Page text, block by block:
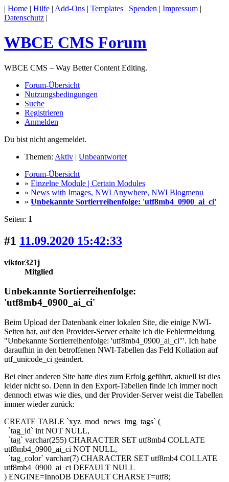
| Home | Hilfe | Add-Ons | Templates | Spenden | Impressum |
Datenschutz |
WBCE CMS Forum
WBCE CMS – Way Better Content Editing.
Forum-Übersicht
Nutzungsbedingungen
Suche
Registrieren
Anmelden
Du bist nicht angemeldet.
Themen: Aktiv | Unbeantwortet
Forum-Übersicht
» Einzelne Module | Certain Modules
» News with Images, NWI Anywhere, NWI Blogmenu
» Unbekannte Sortierreihenfolge: 'utf8mb4_0900_ai_ci'
Seiten: 1
#1 11.09.2020 15:42:33
viktor321j
Mitglied
Unbekannte Sortierreihenfolge:
'utf8mb4_0900_ai_ci'
Beim Upload der Datenbank einer lokalen Site, die einige NWI-
Seiten hat, auf den Provider-Server erhalte ich die Fehlermeldung
"Unbekannte Sortierreihenfolge: 'utf8mb4_0900_ai_ci'". Ich habe
daraufhin in den betroffenen NWI-Tabellen das Feld Kollation auf
utf_unicode_ci geändert.
Bei einer anderen Site hatte dies zum Erfolg geführt, aktuell ist dies
leider nicht so. Denn in den Export-Tabellen finde ich immer noch
dennoch etwas wie dies, und der Provider-Server weist die Tabellen
immer wieder zurück:
CREATE TABLE `xyz_mod_news_img_tags` (
`tag_id` int NOT NULL,
`tag` varchar(255) CHARACTER SET utf8mb4 COLLATE
utf8mb4_0900_ai_ci NOT NULL,
`tag_color` varchar(7) CHARACTER SET utf8mb4 COLLATE
utf8mb4_0900_ai_ci DEFAULT NULL
) ENGINE=InnoDB DEFAULT CHARSET=utf8;